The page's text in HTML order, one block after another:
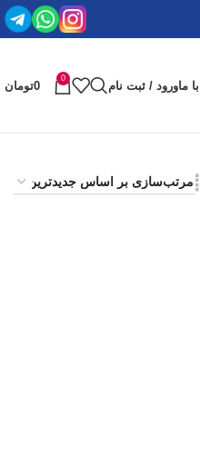
ماورود / ثبت نام
0
0تومان